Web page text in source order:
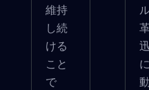
維持
し続
ける
こと
で
動